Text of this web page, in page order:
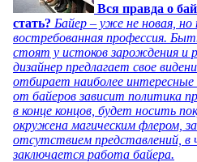
Вся правда о
стать? Байер – уже не новая,
востребованная профессия.
стоят у истоков зарождения и
дизайнер предлагает свое
отбирает наиболее интересные
от байеров зависит политика
в конце концов, будет носить
окружена магическим флером,
отсутствием представлений, в
заключается работа байера.